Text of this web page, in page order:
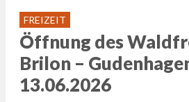
FREIZEIT
Öffnung des
Brilon –
13.06.2026